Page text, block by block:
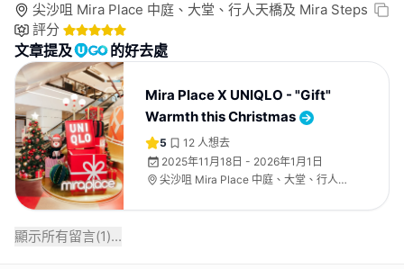
尖沙咀 Mira Place 中庭、大堂、行人天橋及 Mira Steps
評分
文章提及 的好去處
Mira Place X UNIQLO - "Gift"
Warmth this Christmas
5 12 人想去
2025年11月18日 - 2026年1月1日
尖沙咀 Mira Place 中庭、大堂、行人天
顯示所有留言(1)...